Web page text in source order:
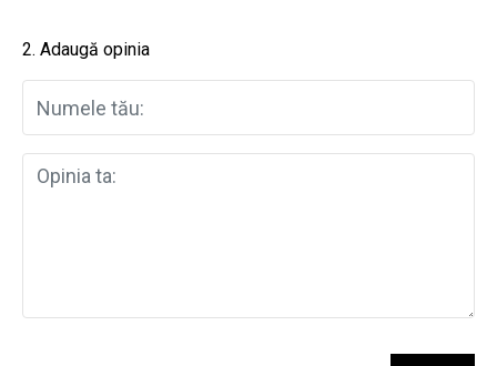
2. Adaugă opinia